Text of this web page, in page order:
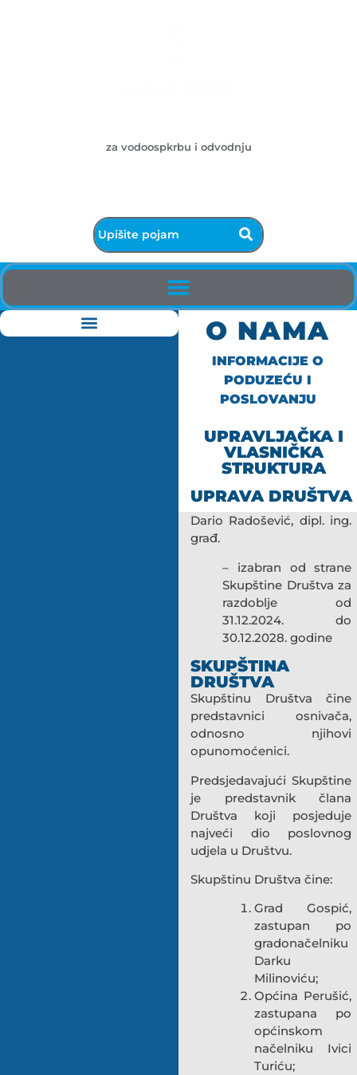
za vodoospkrbu i odvodnju
O NAMA
INFORMACIJE O
PODUZEĆU I
POSLOVANJU
UPRAVLJAČKA I
VLASNIČKA
STRUKTURA
UPRAVA DRUŠTVA
Dario Radošević, dipl. ing.
građ.
– izabran od strane
Skupštine Društva za
razdoblje od
31.12.2024. do
30.12.2028. godine
SKUPŠTINA
DRUŠTVA
Skupštinu Društva čine
predstavnici osnivača,
odnosno njihovi
opunomoćenici.
Predsjedavajući Skupštine
je predstavnik člana
Društva koji posjeduje
najveći dio poslovnog
udjela u Društvu.
Skupštinu Društva čine:
Grad Gospić,
zastupan po
gradonačelniku
Darku
Milinoviću;
Općina Perušić,
zastupana po
općinskom
načelniku Ivici
Turiću;